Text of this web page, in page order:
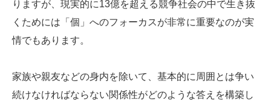
りますが、現実的に13億を超える競争社会の中で生き抜
くためには「個」へのフォーカスが非常に重要なのが実
情でもあります。
家族や親友などの身内を除いて、基本的に周囲とは争い
続けなければならない関係性がどのような答えを構築し